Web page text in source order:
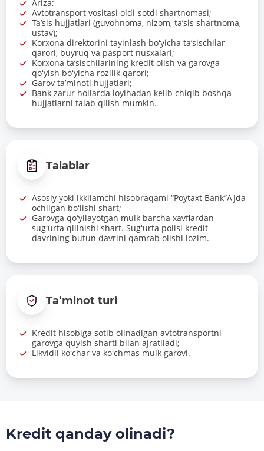
Ariza;
Avtotransport vositasi oldi-sotdi shartnomasi;
Taʼsis hujjatlari (guvohnoma, nizom, taʼsis shartnoma,
ustav);
Korxona direktorini tayinlash boʻyicha taʼsischilar
qarori, buyruq va pasport nusxalari;
Korxona taʼsischilarining kredit olish va garovga
qoʻyish boʻyicha rozilik qarori;
Garov taʼminoti hujjatlari;
Bank zarur hollarda loyihadan kelib chiqib boshqa
hujjatlarni talab qilish mumkin.
Talablar
Asosiy yoki ikkilamchi hisobraqami “Poytaxt Bank”AJda
ochilgan boʻlishi shart;
Garovga qoʻyilayotgan mulk barcha xavflardan
sugʻurta qilinishi shart. Sugʻurta polisi kredit
davrining butun davrini qamrab olishi lozim.
Ta’minot turi
Kredit hisobiga sotib olinadigan avtotransportni
garovga quyish sharti bilan ajratiladi;
Likvidli koʻchar va koʻchmas mulk garovi.
Kredit qanday olinadi?